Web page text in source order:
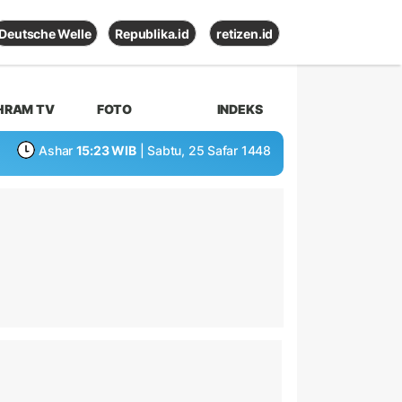
Deutsche Welle Republika.id retizen.id
TV FOTO INDEKS
Ashar 15:23 WIB | Sabtu, 25 Safar 1448